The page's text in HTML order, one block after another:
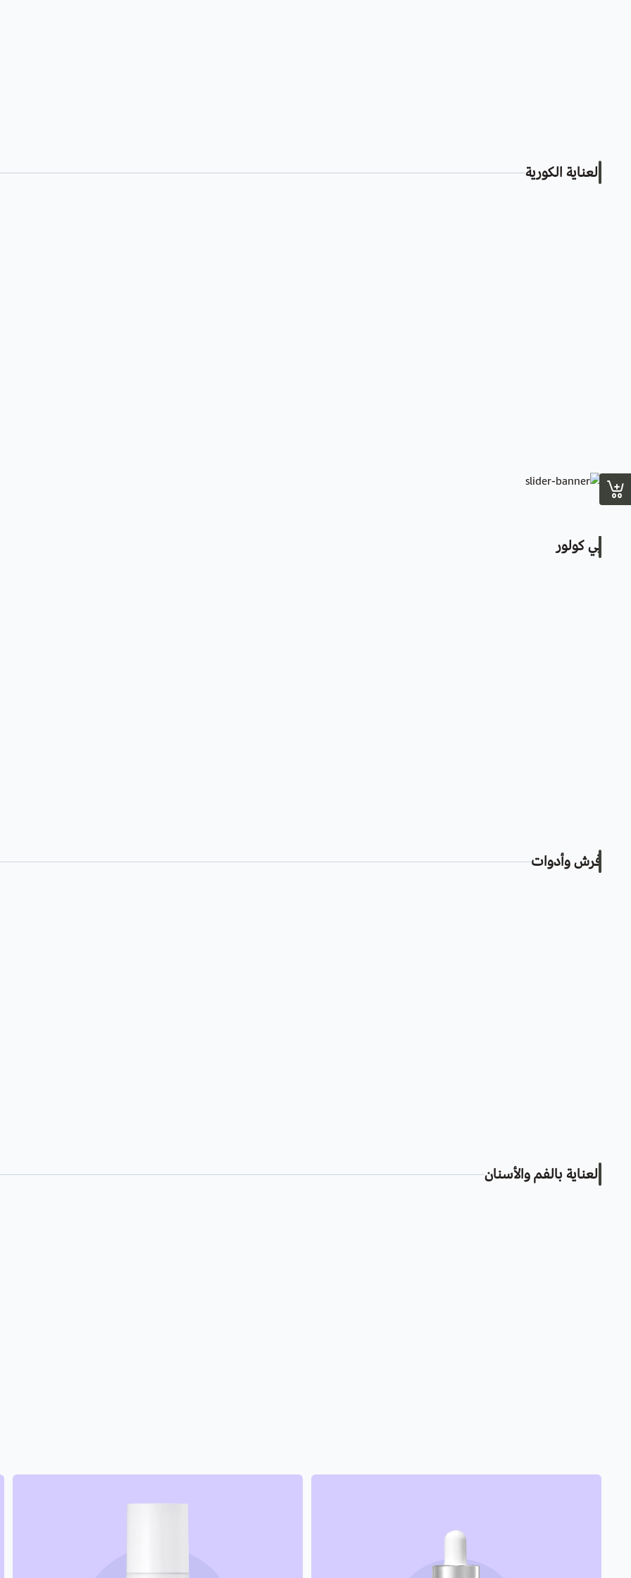
العناية الكورية
بي كولور
فرش وأدوات
العناية بالفم والأسنان